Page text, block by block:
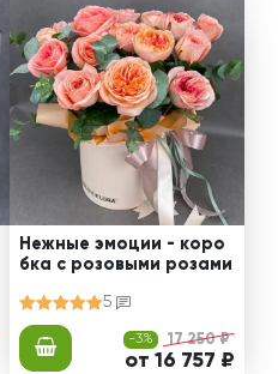
Нежные эмоции - коро
бка с розовыми розами
5
-3% 17 250 ₽
от 16 757 ₽